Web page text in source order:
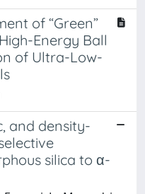
of “Green”
Energy Ball
of Ultra-Low-
and density-
silica to α-